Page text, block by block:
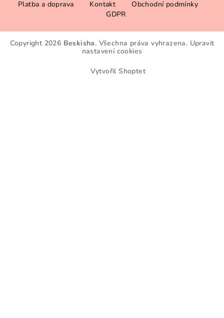
a
Platba a doprava Kontakt
Obchodní podmínky
GDPR
Copyright 2026 Beskisha. Všechna práva vyhrazena. Upravit
nastavení cookies
Vytvořil Shoptet